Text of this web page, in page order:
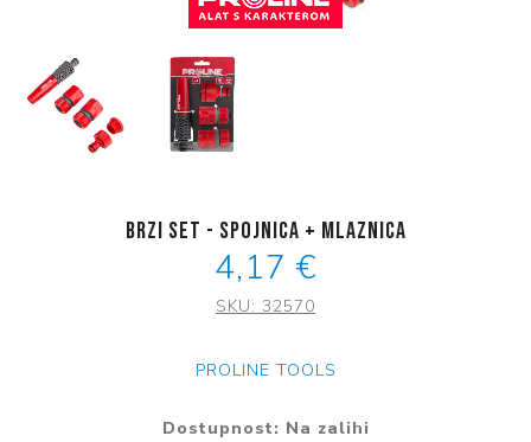
Brzi set - spojnica + mlaznica
4,17 €
SKU: 32570
PROLINE TOOLS
Dostupnost: Na zalihi